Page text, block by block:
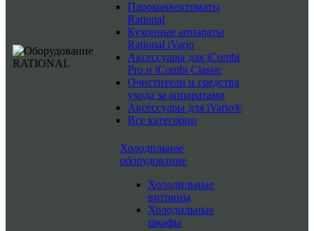
Пароконвектоматы
Rational
Кухонные аппараты
Rational iVario
Аксессуары для iCombi
Pro и iCombi Classic
Очистители и средства
ухода за аппаратами
Аксессуары для iVario®
Все категории
Холодильное
оборудование
Холодильные
витрины
Холодильные
шкафы